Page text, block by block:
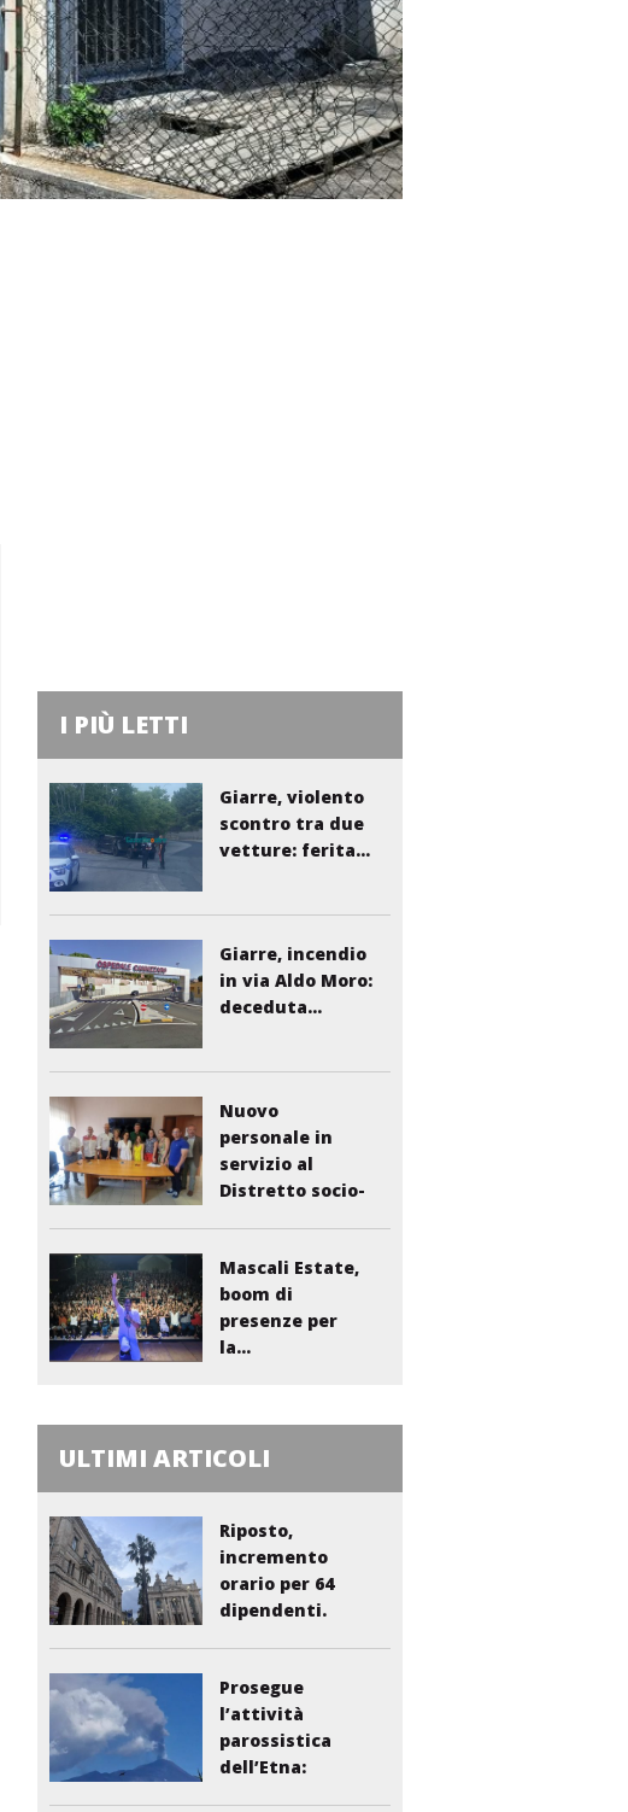
I PIÙ LETTI
Giarre, violento
scontro tra due
vetture: ferita...
Giarre, incendio
in via Aldo Moro:
deceduta...
Nuovo
personale in
servizio al
Distretto socio-
Mascali Estate,
boom di
presenze per
la...
ULTIMI ARTICOLI
Riposto,
incremento
orario per 64
dipendenti.
Prosegue
l’attività
parossistica
dell’Etna: